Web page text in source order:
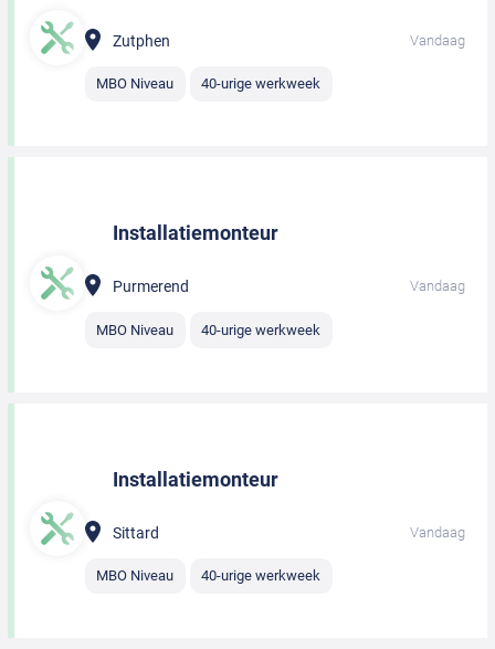
Zutphen Vandaag
MBO Niveau 40-urige werkweek
Installatiemonteur
Purmerend Vandaag
MBO Niveau 40-urige werkweek
Installatiemonteur
Sittard Vandaag
MBO Niveau 40-urige werkweek